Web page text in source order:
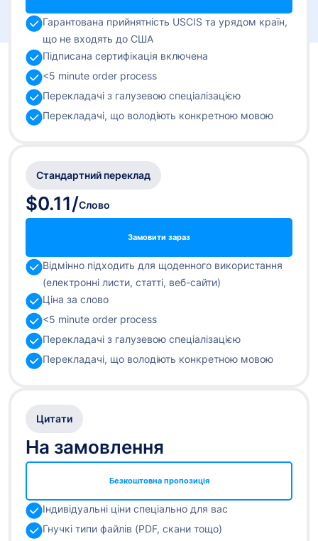
Стандартний переклад
$0.11/Слово
Замовити зараз
Відмінно підходить для щоденного використання
(електронні листи, статті, веб-сайти)
Ціна за слово
<5 minute order process
Перекладачі з галузевою спеціалізацією
Перекладачі, що володіють конкретною мовою
Гарантована прийнятність USCIS та урядом країн,
що не входять до США
Підписана сертифікація включена
<5 minute order process
Перекладачі з галузевою спеціалізацією
Перекладачі, що володіють конкретною мовою
Цитати
На замовлення
Безкоштовна пропозиція
Індивідуальні ціни спеціально для вас
Гнучкі типи файлів (PDF, скани тощо)